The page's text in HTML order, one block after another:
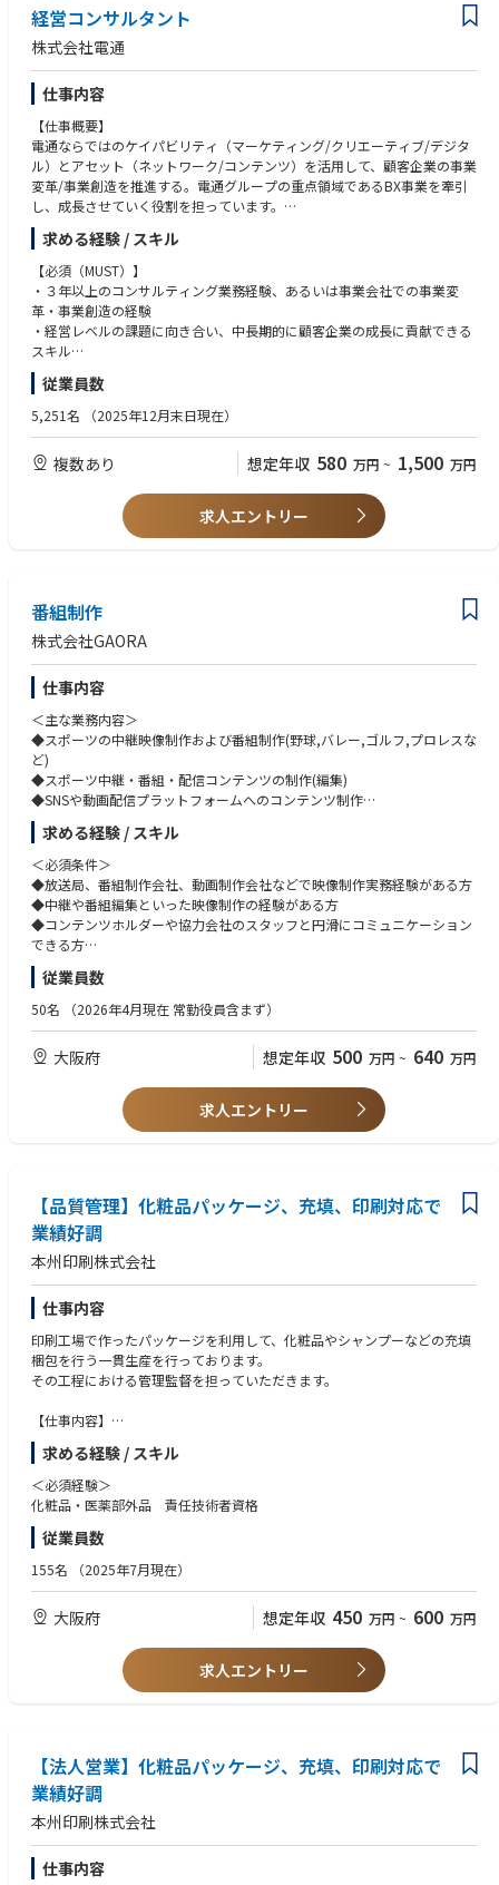
● 当日の配信サポート（来賓対応・最終打ち合わせ など）
WEBセミナーの規模感はクライアントにより異なりますが、月1回〜、多
い時には年間200回のセミナーを開催しています。
診療終了後に開催することが主流です。フレックスタイム制を導入してい
また、既存クライアントとの継続的なリレーションがメインとなります
が、新規案件や単発案件などもあり顧客との関係構築力を身につけること
ができます。
※事務作業（会場手配や台本作成など）はサポートスタッフが担当しま
す。
◆入社後のオンボーディング体制入社後は医療業界の知識から学んでいた
だきます。もちろんマニュアルも用意がありますので、業界未経験の方で
も安心してご入社いただける体制が整っております。
● 入社後〜座学にて業界、WEBセミナーについてインプットいただきま
す。
● 2週目くらい〜実践環境デビュー。先輩社員に習って実務をご経験いた
だきます。
● 半年後〜独り立ち。その後、ユニットリーダーなど、マネジメントのキ
ャリアを描くことができます。
⑦社内外のスタッフをディレクションし、提案/運用を遂行できる能力
経営コンサルタント
株式会社電通
仕事内容
【仕事概要】
電通ならではのケイパビリティ（マーケティング/クリエーティブ/デジタ
ル）とアセット（ネットワーク/コンテンツ）を活用して、顧客企業の事業
変革/事業創造を推進する。電通グループの重点領域であるBX事業を牽引
し、成長させていく役割を担っています。
【仕事内容】
顧客企業の抱える事業課題に対し、既存事業の変革や新規事業創造を共創
プロジェクトとして推進。価値創造の戦略と構想に留まらず、サービス開
発・UIUX設計・実装/運用まで、幅広く手掛けるチャンスがあります。
①経営層/事業責任者と対話しながら潜在課題を引き出し、戦略と実行プ
ランを策定し、運用までを支援する。
する。
③（①と②を通じて）顧客の持続的な成長を実現し、長期的なパートナー
シップを育む。
https://special.nikkeibp.co.jp/atclh/ONB/25/dentsu1212_02/
https://www.career.dentsu.jp/career/story/bx_dx.html
求める経験 / スキル
【必須（MUST）】
・３年以上のコンサルティング業務経験、あるいは事業会社での事業変
革・事業創造の経験
・経営レベルの課題に向き合い、中長期的に顧客企業の成長に貢献できる
スキル
・自らが企画を立案し、形にすることができる
・複数のプロジェクトに同時にコミットできるスキル
・特定インダストリーの深い知見
・デジタルマーケティング、データマネジメントの知見
【求める人物像】
・傾聴力/思考力/発想力/実行力を高いレベルで有している
方
従業員数
5,251名 （2025年12月末日現在）
複数あり 想定年収 580 万円 ~ 1,500 万円
求人エントリー
番組制作
株式会社GAORA
仕事内容
＜主な業務内容＞
◆スポーツの中継映像制作および番組制作(野球,バレー,ゴルフ,プロレスな
ど)
◆スポーツ中継・番組・配信コンテンツの制作(編集)
◆SNSや動画配信プラットフォームへのコンテンツ制作
◆生中継番組における局舎でのディレクション作業
◆コンテンツホルダーとの渉外や新ビジネスの企画開発
求める経験 / スキル
＜必須条件＞
◆放送局、番組制作会社、動画制作会社などで映像制作実務経験がある方
◆中継や番組編集といった映像制作の経験がある方
◆コンテンツホルダーや協力会社のスタッフと円滑にコミュニケーション
できる方
＜歓迎条件＞
◆スポーツが好きでスポーツの感動をたくさんの人に伝えたいと思ってい
◆スポーツビジネスやコンテンツビジネスに興味のある方
従業員数
50名 （2026年4月現在 常勤役員含まず）
大阪府 想定年収 500 万円 ~ 640 万円
求人エントリー
【品質管理】化粧品パッケージ、充填、印刷対応で
業績好調
本州印刷株式会社
仕事内容
印刷工場で作ったパッケージを利用して、化粧品やシャンプーなどの充填
梱包を行う一貫生産を行っております。
その工程における管理監督を担っていただきます。
【仕事内容】
• 医薬部外品責任技術者（化粧品・医薬部外品 責任技術者資格必須）
• その他生産業務
アピールポイント:
製造しています。
本格的な「アッセンブリライン」と、新たに包装資材に充填までを可能と
した
「サンプルパウチ」ラインを導入します。
サンプルパウチのフィルム自体を作り、更には充填まで一気通貫で対応す
新たなことに挑戦し続ける本州印刷は化粧品資材のリーディングカンパニ
ーを目指しております。
求める経験 / スキル
＜必須経験＞
化粧品・医薬部外品 責任技術者資格
従業員数
155名 （2025年7月現在）
大阪府 想定年収 450 万円 ~ 600 万円
求人エントリー
【法人営業】化粧品パッケージ、充填、印刷対応で
業績好調
本州印刷株式会社
仕事内容